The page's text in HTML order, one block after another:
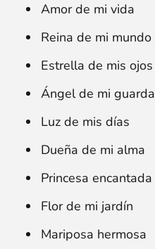
Amor de mi vida
Reina de mi mundo
Estrella de mis ojos
Ángel de mi guarda
Luz de mis días
Dueña de mi alma
Princesa encantada
Flor de mi jardín
Mariposa hermosa